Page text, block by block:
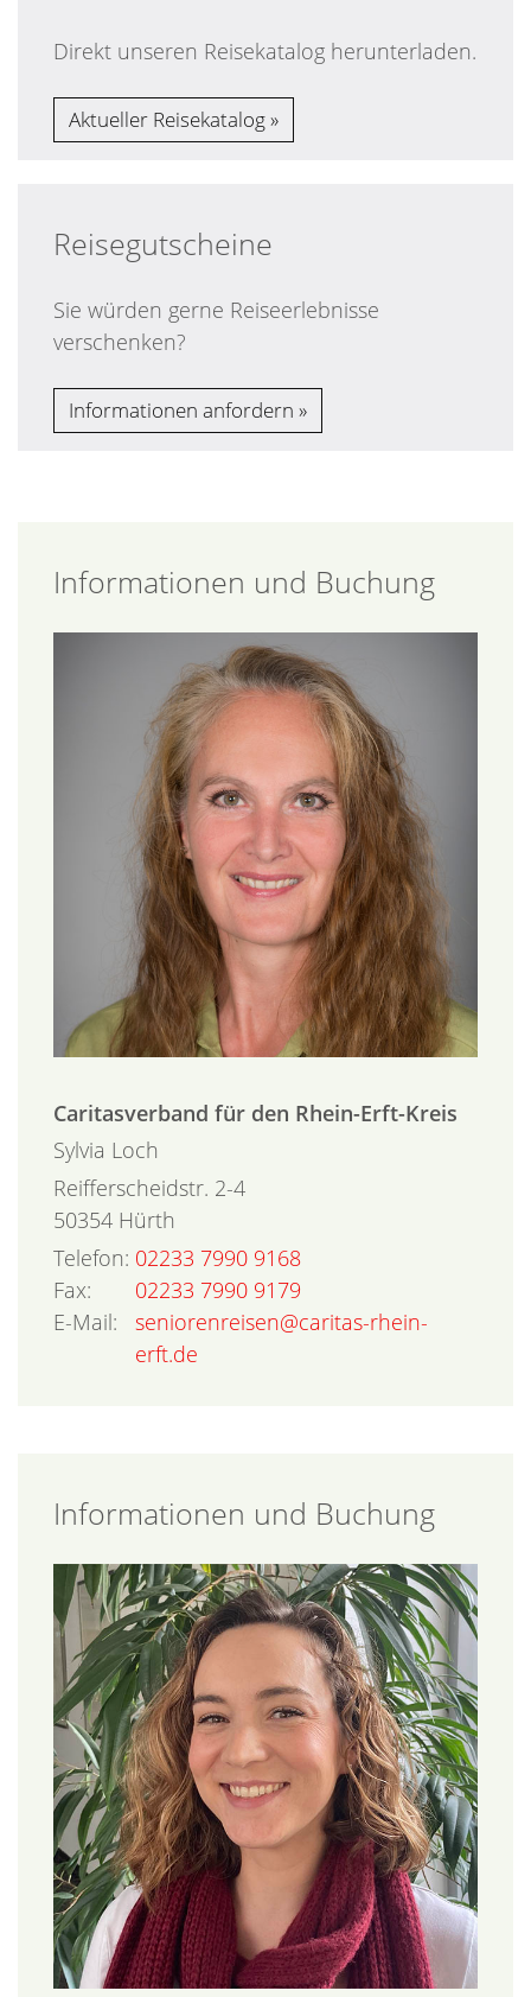
Direkt unseren Reisekatalog herunterladen.
Aktueller Reisekatalog
Reisegutscheine
Sie würden gerne Reiseerlebnisse
verschenken?
Informationen anfordern
Informationen und Buchung
Caritasverband für den Rhein-Erft-Kreis
Sylvia Loch
Reifferscheidstr. 2-4
50354 Hürth
Telefon: 02233 7990 9168
Fax:
02233 7990 9179
E-Mail:
seniorenreisen@caritas-rhein-
erft.de
Informationen und Buchung